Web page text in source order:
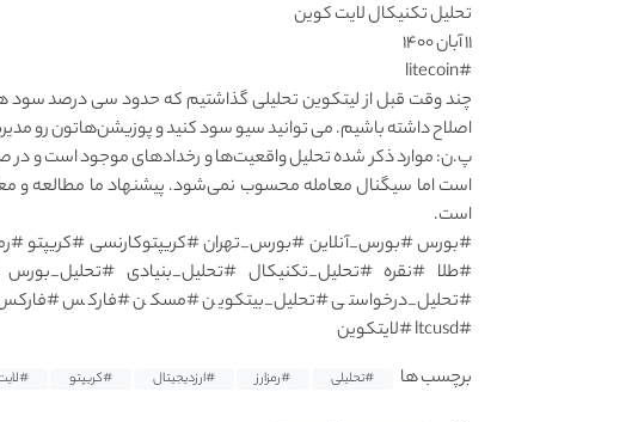
تحلیل تکنیکال لایت کوین
۱۱ آبان ۱۴۰۰
#litecoin
چند وقت قبل از لیتکوین تحلیلی گذاشتیم که حدود سی درصد سود
اصلاح داشته باشیم. می توانید سیو سود کنید و پوزیشن‌هاتون رو
پ.ن: موارد ذکر شده تحلیل واقعیت‌ها و رخداد‌های موجود است و در
است اما سیگنال معامله محسوب نمی‌شود. پیشنهاد ما مطالعه و
است.
#بورس #بورس_آنلاین #بورس_تهران #کریپتوکارنسی #کریپتو
#طلا #نقره #تحلیل_تکنیکال #تحلیل_بنیادی #تحلیل_بورس
#تحلیل_درخواستی #تحلیل_بیتکوین #مسکن #فارکس
#ltcusd #لایتکوین
برچسب ها
#تحلیلی #رمزارز #ارزدیجیتال #کریپتو